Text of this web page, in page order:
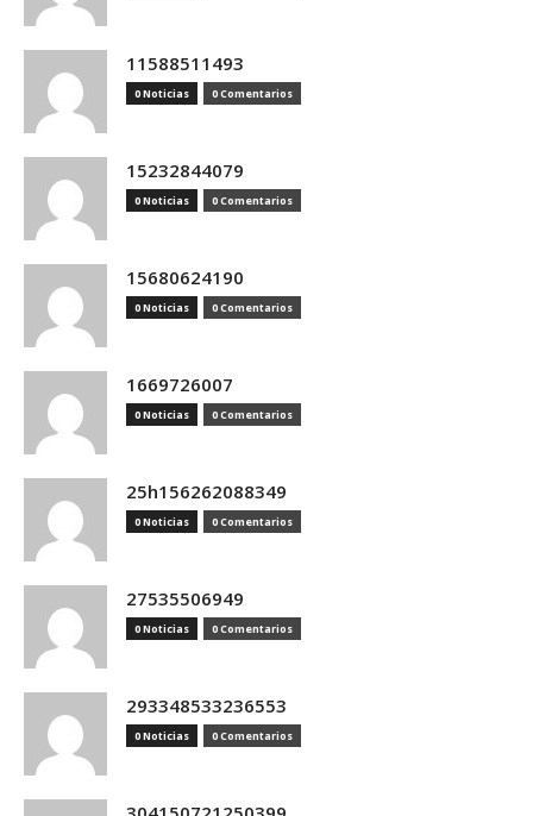
11588511493
0 Noticias 0 Comentarios
15232844079
0 Noticias 0 Comentarios
15680624190
0 Noticias 0 Comentarios
1669726007
0 Noticias 0 Comentarios
25h156262088349
0 Noticias 0 Comentarios
27535506949
0 Noticias 0 Comentarios
293348533236553
0 Noticias 0 Comentarios